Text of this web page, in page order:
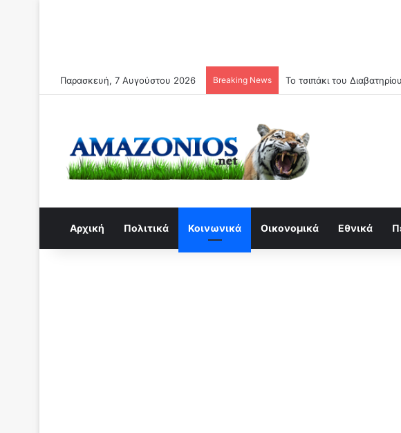
Παρασκευή, 7 Αυγούστου 2026 Breaking News
Αρχική Πολιτικά Κοινωνικά Οικονομικά Εθνικά